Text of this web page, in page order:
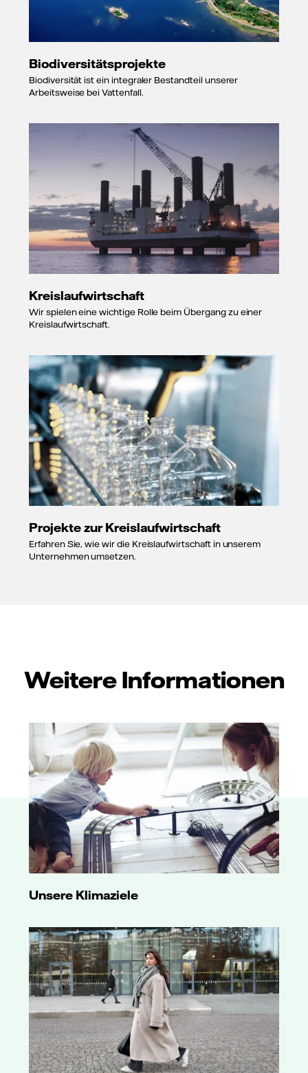
Biodiversitätsprojekte
Biodiversität ist ein integraler Bestandteil unserer
Arbeitsweise bei Vattenfall.
Kreislaufwirtschaft
Wir spielen eine wichtige Rolle beim Übergang zu einer
Kreislaufwirtschaft.
Projekte zur Kreislaufwirtschaft
Erfahren Sie, wie wir die Kreislaufwirtschaft in unserem
Unternehmen umsetzen.
Weitere Informationen
Unsere Klimaziele